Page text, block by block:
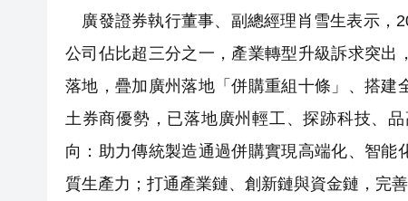
廣發證券執行董事、副總經理肖雪生表示，
公司佔比超三分之一，產業轉型升級訴求突
落地，疊加廣州落地「併購重組十條」、搭
土券商優勢，已落地廣州輕工、探跡科技、
向：助力傳統製造通過併購實現高端化、智
質生產力；打通產業鏈、創新鏈與資金鏈，完